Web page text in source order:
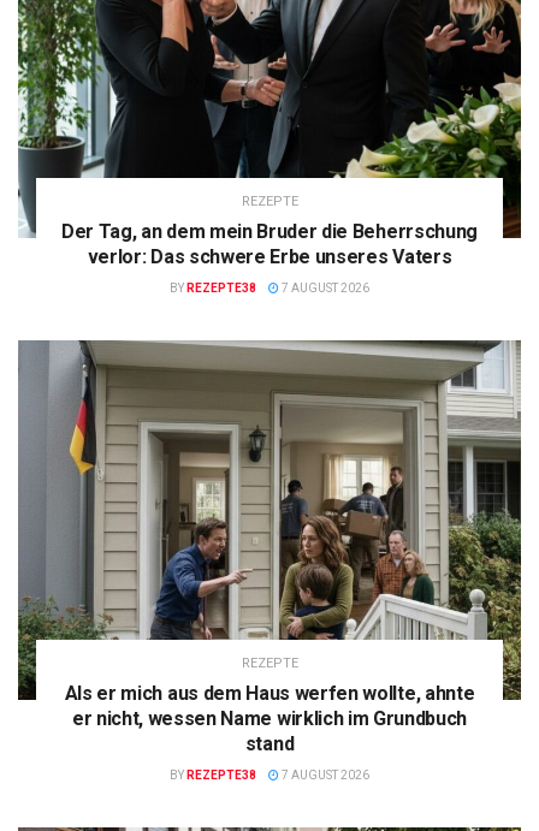
REZEPTE
Der Tag, an dem mein Bruder die Beherrschung
verlor: Das schwere Erbe unseres Vaters
BY REZEPTE38 7 AUGUST 2026
REZEPTE
Als er mich aus dem Haus werfen wollte, ahnte
er nicht, wessen Name wirklich im Grundbuch
stand
BY REZEPTE38 7 AUGUST 2026